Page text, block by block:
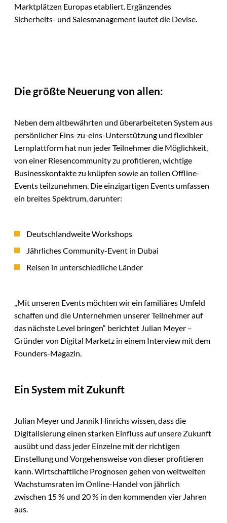
Marktplätzen Europas etabliert. Ergänzendes
Sicherheits- und Salesmanagement lautet die Devise.
Die größte Neuerung von allen:
Neben dem altbewährten und überarbeiteten System aus
persönlicher Eins-zu-eins-Unterstützung und flexibler
Lernplattform hat nun jeder Teilnehmer die Möglichkeit,
von einer Riesencommunity zu profitieren, wichtige
Businesskontakte zu knüpfen sowie an tollen Offline-
Events teilzunehmen. Die einzigartigen Events umfassen
ein breites Spektrum, darunter:
Deutschlandweite Workshops
Jährliches Community-Event in Dubai
Reisen in unterschiedliche Länder
„Mit unseren Events möchten wir ein familiäres Umfeld
schaffen und die Unternehmen unserer Teilnehmer auf
das nächste Level bringen“ berichtet Julian Meyer –
Gründer von Digital Marketz in einem Interview mit dem
Founders-Magazin.
Ein System mit Zukunft
Julian Meyer und Jannik Hinrichs wissen, dass die
Digitalisierung einen starken Einfluss auf unsere Zukunft
ausübt und dass jeder Einzelne mit der richtigen
Einstellung und Vorgehensweise von dieser profitieren
kann. Wirtschaftliche Prognosen gehen von weltweiten
Wachstumsraten im Online-Handel von jährlich
zwischen 15 % und 20 % in den kommenden vier Jahren
aus.